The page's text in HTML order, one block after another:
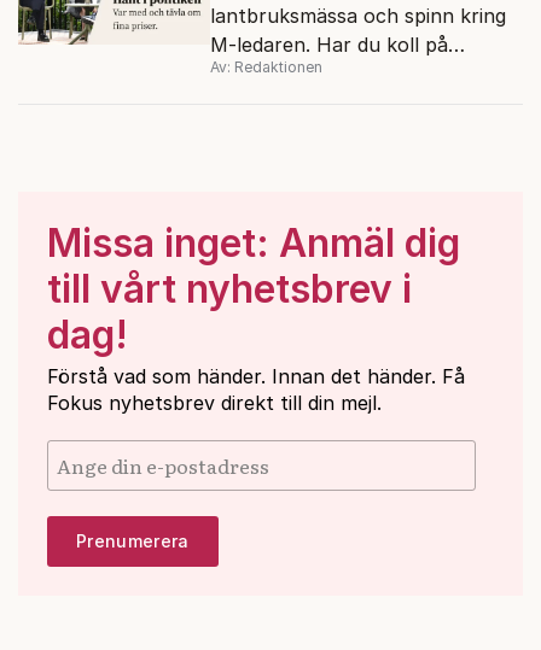
lantbruksmässa och spinn kring
M-ledaren. Har du koll på
veckans politiska snackisar?
Av: Redaktionen
Missa inget: Anmäl dig
till vårt nyhetsbrev i
dag!
Förstå vad som händer. Innan det händer. Få
Fokus nyhetsbrev direkt till din mejl.